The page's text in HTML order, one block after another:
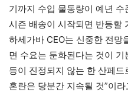
기까지 수입 물동량이 예년
시즌 배송이 시작되면 반등할
하세가바 CEO는 신중한 전망
면 수요는 둔화된다는 것이 기
등이 진정되지 않는 한 산페
혼란은 당분간 지속될 것”이